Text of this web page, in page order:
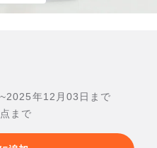
年12月03日まで
まで